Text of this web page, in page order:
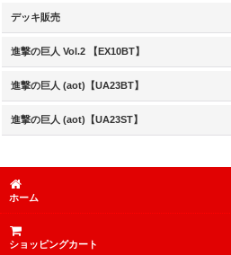
デッキ販売
進撃の巨人 Vol.2 【EX10BT】
進撃の巨人 (aot)【UA23BT】
進撃の巨人 (aot)【UA23ST】
ホーム
ショッピングカート